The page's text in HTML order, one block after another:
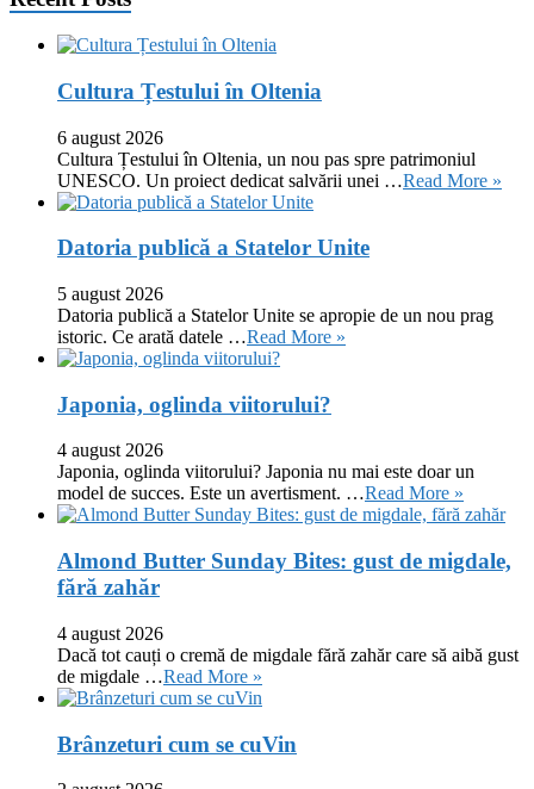
Cultura Țestului în Oltenia
6 august 2026
Cultura Țestului în Oltenia, un nou pas spre patrimoniul
UNESCO. Un proiect dedicat salvării unei …Read More »
Datoria publică a Statelor Unite
5 august 2026
Datoria publică a Statelor Unite se apropie de un nou prag
istoric. Ce arată datele …Read More »
Japonia, oglinda viitorului?
4 august 2026
Japonia, oglinda viitorului? Japonia nu mai este doar un
model de succes. Este un avertisment. …Read More »
Almond Butter Sunday Bites: gust de migdale,
fără zahăr
4 august 2026
Dacă tot cauți o cremă de migdale fără zahăr care să aibă gust
de migdale …Read More »
Brânzeturi cum se cuVin